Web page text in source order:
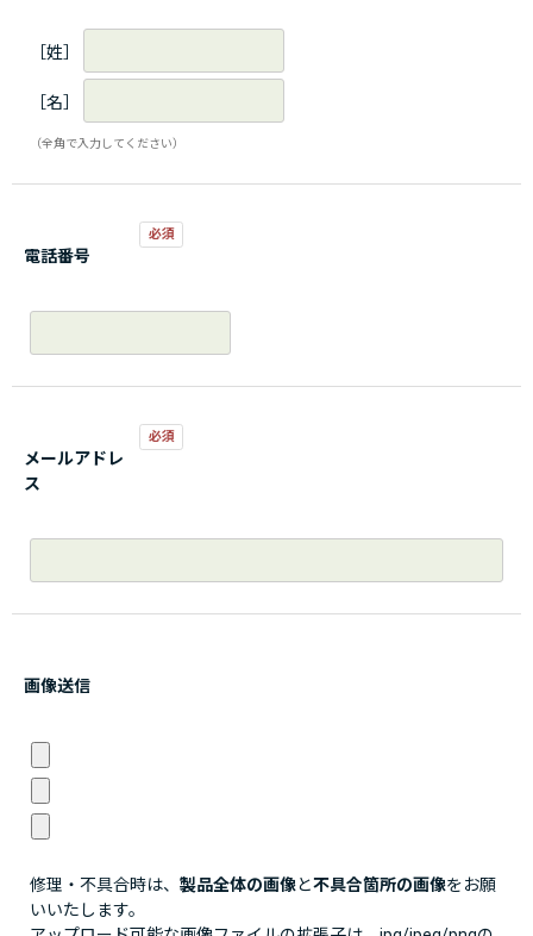
［姓］
［名］
（全角で入力してください）
電話番号
メールアドレ
ス
画像送信
修理・不具合時は、 製品全体の画像と不具合箇所の画像をお願
いいたします。